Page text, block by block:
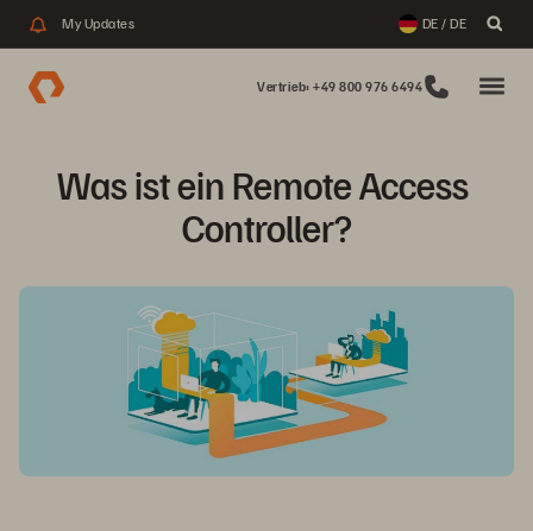
My Updates DE / DE
Vertrieb: +49 800 976 6494
Was ist ein Remote Access
Controller?